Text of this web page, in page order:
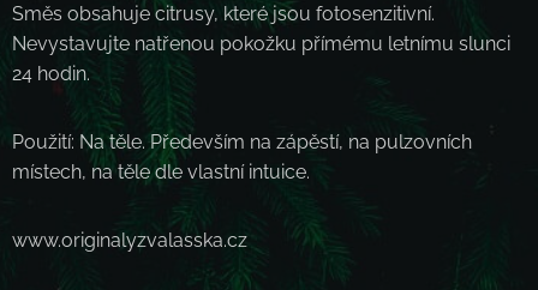
Směs obsahuje citrusy, které jsou fotosenzitivní.
Nevystavujte natřenou pokožku přímému letnímu slunci
24 hodin.
Použití: Na těle. Především na zápěstí, na pulzovních
místech, na těle dle vlastní intuice.
www.originalyzvalasska.cz